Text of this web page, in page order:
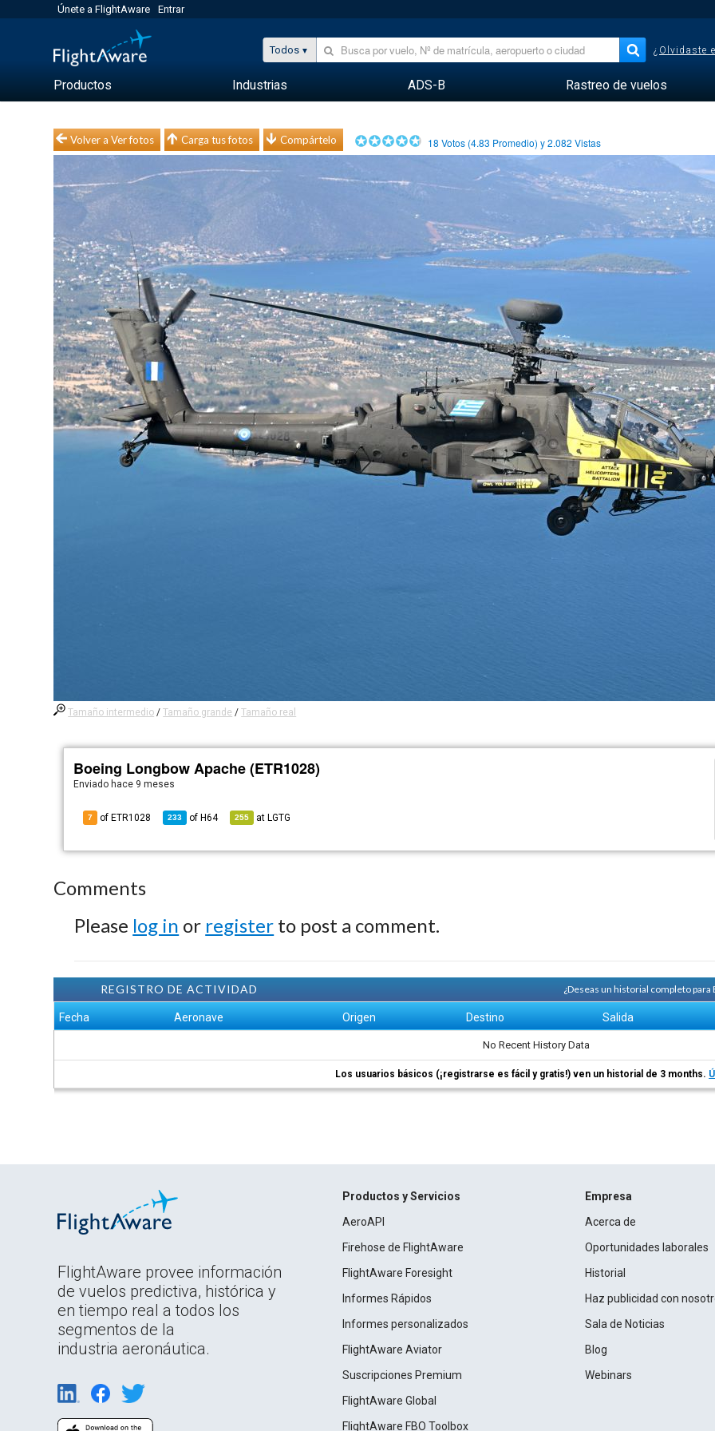
Únete a FlightAware Entrar
Todos ¿Olvidaste
Productos Industrias ADS-B Rastreo de vuelos
Volver a Ver fotos Carga tus fotos Compártelo 18 Votos (4.83 Promedio) y2.082 Vistas
Tamaño intermedio /Tamaño grande /Tamaño real
Boeing Longbow Apache (ETR1028)
Enviado hace 9 meses
7 of ETR1028 233 of H64 255 at LGTG
Comments
Please log in or register to post a comment.
REGISTRO DE ACTIVIDAD ¿Deseas un historial completo para
Fecha Aeronave Origen Destino Salida
No Recent History Data
Los usuarios básicos (¡registrarse es fácil y gratis!) ven un historial de 3 months.
FlightAware provee información
de vuelos predictiva, histórica y
en tiempo real a todos los
segmentos de la
industria aeronáutica.
Productos y Servicios
AeroAPI
Firehose de FlightAware
FlightAware Foresight
Informes Rápidos
Informes personalizados
FlightAware Aviator
Suscripciones Premium
FlightAware Global
FlightAware FBO Toolbox
Empresa
Acerca de
Oportunidades laborales
Historial
Haz publicidad con
Sala de Noticias
Blog
Webinars